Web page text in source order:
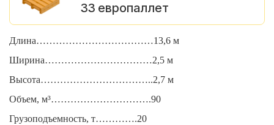
33 европаллет
Длина………………………………13,6 м
Ширина……………………………2,5 м
Высота……………………………..2,7 м
Объем, м³………………………….90
Грузоподъемность, т………….20